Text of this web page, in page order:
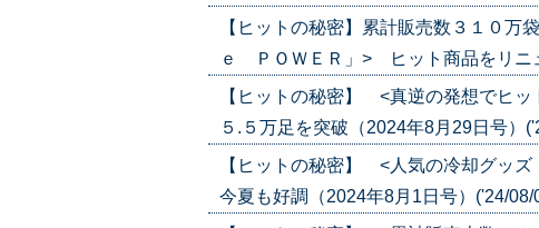
【ヒットの秘密】累計販売数３１０
ｅ ＰＯＷＥＲ」> ヒット商品をリニ
【ヒットの秘密】 <真逆の発想でヒ
５.５万足を突破（2024年8月29日号）
【ヒットの秘密】 <人気の冷却グッ
今夏も好調（2024年8月1日号）('24/08/